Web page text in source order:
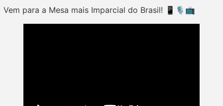
Vem para a Mesa mais Imparcial do Brasil! 📱🎙️📺